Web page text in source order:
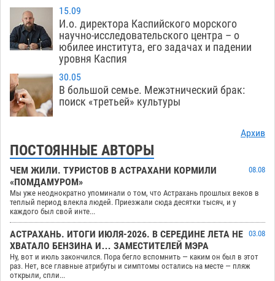
15.09
И.о. директора Каспийского морского
научно-исследовательского центра – о
юбилее института, его задачах и падении
уровня Каспия
30.05
В большой семье. Межэтнический брак:
поиск «третьей» культуры
Архив
ПОСТОЯННЫЕ АВТОРЫ
ЧЕМ ЖИЛИ. ТУРИСТОВ В АСТРАХАНИ КОРМИЛИ
«ПОМДАМУРОМ»
08.08
Мы уже неоднократно упоминали о том, что Астрахань прошлых веков в
теплый период влекла людей. Приезжали сюда десятки тысяч, и у
каждого был свой инте...
АСТРАХАНЬ. ИТОГИ ИЮЛЯ-2026. В СЕРЕДИНЕ ЛЕТА НЕ
ХВАТАЛО БЕНЗИНА И… ЗАМЕСТИТЕЛЕЙ МЭРА
03.08
Ну, вот и июль закончился. Пора бегло вспомнить — каким он был в этот
раз. Нет, все главные атрибуты и симптомы остались на месте — пляж
открыли, спли...